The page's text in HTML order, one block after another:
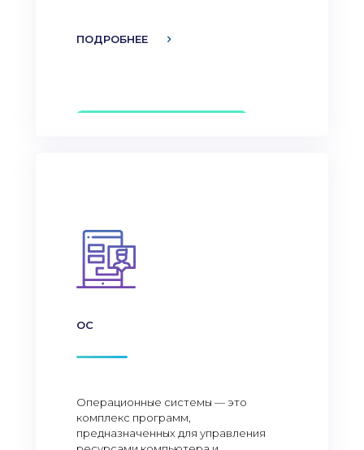
ПОДРОБНЕЕ
ОС
Операционные системы — это
комплекс программ,
предназначенных для управления